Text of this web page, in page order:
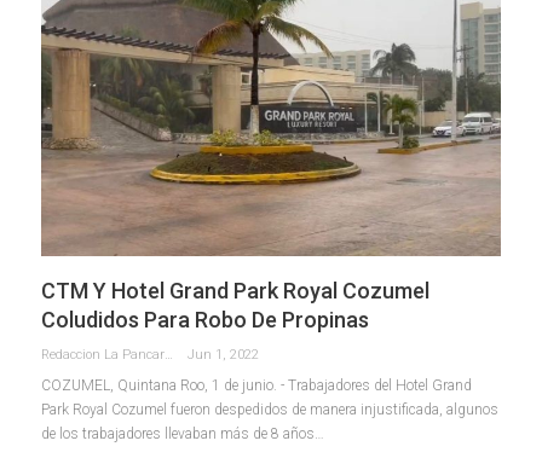
CTM Y Hotel Grand Park Royal Cozumel
Coludidos Para Robo De Propinas
Redaccion La Pancarta De Quintana Roo Jun 1, 2022
COZUMEL, Quintana Roo, 1 de junio. - Trabajadores del Hotel Grand
Park Royal Cozumel fueron despedidos de manera injustificada, algunos
de los trabajadores llevaban más de 8 años…